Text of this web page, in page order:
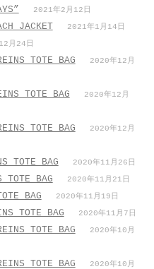
2021年2月12日
JACKET 2021年1月14日
月24日
TOTE BAG
2020年12月
TOTE BAG
2020年12月
TOTE BAG
2020年12月
TOTE BAG 2020年11月26日
BAG 2020年11月21日
BAG 2020年11月19日
TOTE BAG 2020年11月7日
TOTE BAG
2020年10月
TOTE BAG 2020年10月